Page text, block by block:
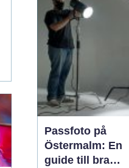
bevara...
Passfoto på
Östermalm: En
guide till bra